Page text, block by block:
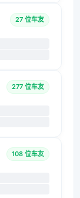
27 位车友
277 位车友
108 位车友